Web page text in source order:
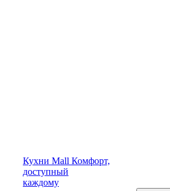
Кухни Mall Комфорт,
доступный
каждому